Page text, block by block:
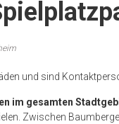
und sind
im gesamten
Zwischen